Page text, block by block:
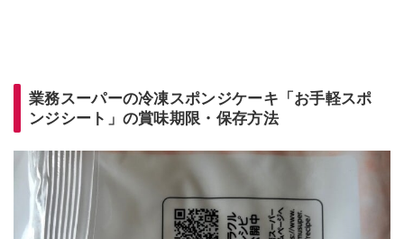
業務スーパーの冷凍スポンジケーキ「お手軽スポ
ンジシート」の賞味期限・保存方法